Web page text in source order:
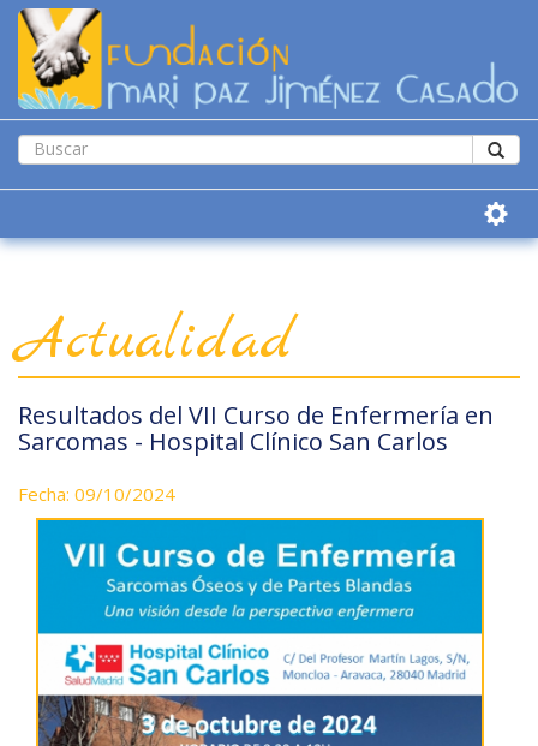
Actualidad
Resultados del VII Curso de Enfermería en
Sarcomas - Hospital Clínico San Carlos
Fecha: 09/10/2024